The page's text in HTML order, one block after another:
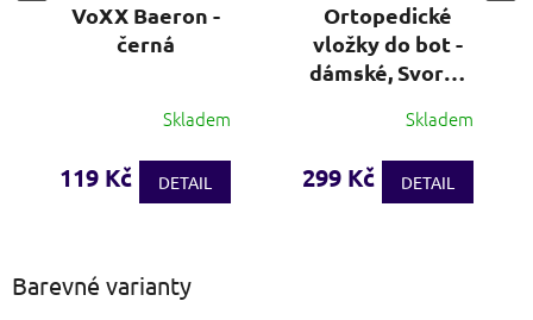
VoXX Baeron -
černá
Skladem
119 Kč DETAIL
Ortopedické
vložky do bot -
dámské, Svorto
produktu
je
Skladem
299 Kč DETAIL
Barevné varianty